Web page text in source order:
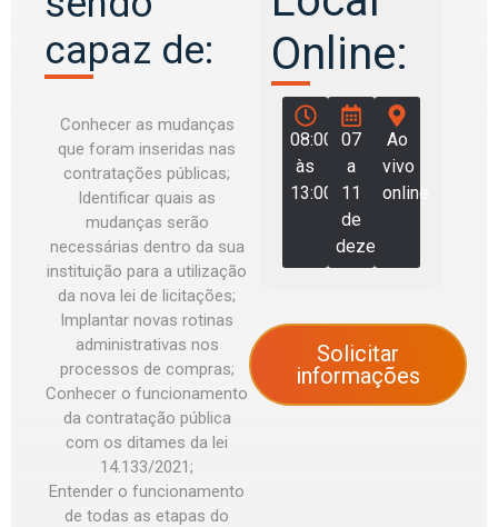
capaz de:
Conhecer as mudanças
que foram inseridas nas
contratações públicas;
Identificar quais as
mudanças serão
necessárias dentro da sua
instituição para a utilização
da nova lei de licitações;
Implantar novas rotinas
administrativas nos
processos de compras;
Conhecer o funcionamento
da contratação pública
com os ditames da lei
14.133/2021;
Entender o funcionamento
de todas as etapas do
Online:
08:00
às
13:00
07
a
11
de
dezembro
Ao
vivo
online
Solicitar
informações